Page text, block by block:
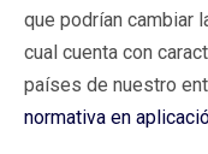
que podrían cambiar
cual cuenta con
países de nuestro
normativa en